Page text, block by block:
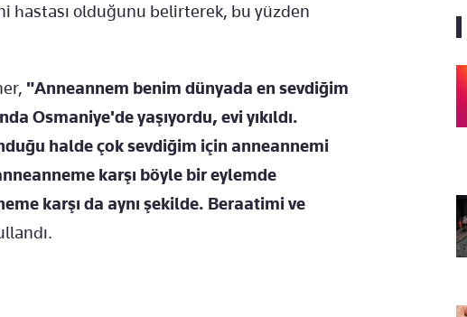
hastası olduğunu belirterek, bu yüzden
"Anneannem benim dünyada en sevdiğim
Osmaniye'de yaşıyordu, evi yıkıldı.
halde çok sevdiğim için anneannemi
karşı böyle bir eylemde
karşı da aynı şekilde. Beraatimi ve